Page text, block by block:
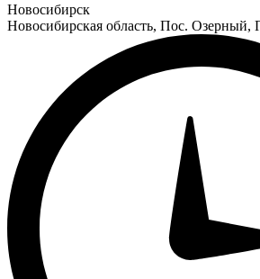
Новосибирск
Новосибирская область, Пос.